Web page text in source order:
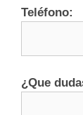
Teléfono:
¿Que